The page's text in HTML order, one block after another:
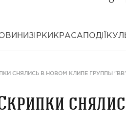
ЗІРКИ КРАСА ПОДІЇ
СНЯЛИСЬ В НОВОМ КЛИПЕ ГРУППЫ